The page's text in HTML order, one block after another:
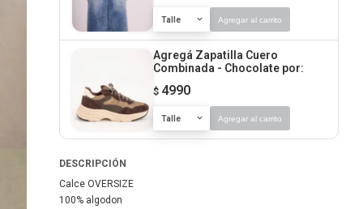
Talle Agregar al carrito
Agregá Zapatilla Cuero
Combinada - Chocolate por:
$ 4990
Talle Agregar al carrito
DESCRIPCIÓN
Calce OVERSIZE
100% algodon